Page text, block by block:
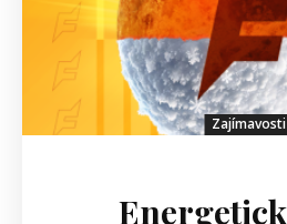
Zajímavosti